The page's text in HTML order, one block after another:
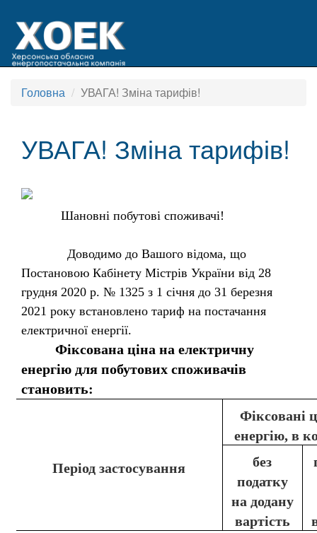
Головна УВАГА! Зміна тарифів!
УВАГА! Зміна тарифів!
Шановні побутові споживачі!
Доводимо до Вашого відома, що
Постановою Кабінету Містрів України від 28
грудня 2020 р. № 1325 з 1 січня до 31 березня
2021 року встановлено тариф на постачання
електричної енергії.
Фіксована ціна на електричну
енергію для побутових споживачів
становить:
Період застосування
Фіксовані
енергію, в
без
податку
на додану
вартість